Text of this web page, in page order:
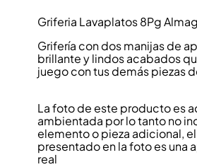
Griferia Lavaplatos 8Pg
Grifería con dos manijas de
brillante y lindos acabados
juego con tus demás piezas
La foto de este producto es
ambientada por lo tanto no
elemento o pieza adicional,
presentado en la foto es una
real